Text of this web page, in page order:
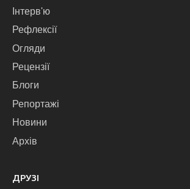
Інтерв'ю
Рефлексії
Огляди
Рецензії
Блоги
Репортажі
Новини
Архів
ДРУЗІ